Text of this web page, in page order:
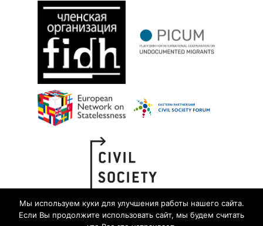
Мы используем куки для улучшения работы нашего сайта.
Если Вы продолжите использовать сайт, мы будем считать